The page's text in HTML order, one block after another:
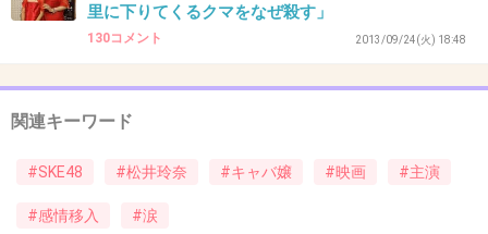
500万で
ソープ嬢 or マグロ漁船
里に下りてくるクマをなぜ殺す」
130コメント 2013/09/24(火) 18:48
関連キーワード
#SKE48 #松井玲奈 #キャバ嬢 #映画 #主演
#感情移入 #涙